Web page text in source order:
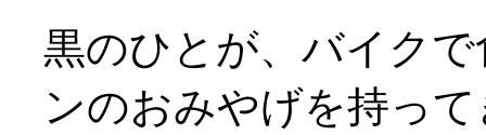
黒のひとが、バイク
ンのおみやげを持っ